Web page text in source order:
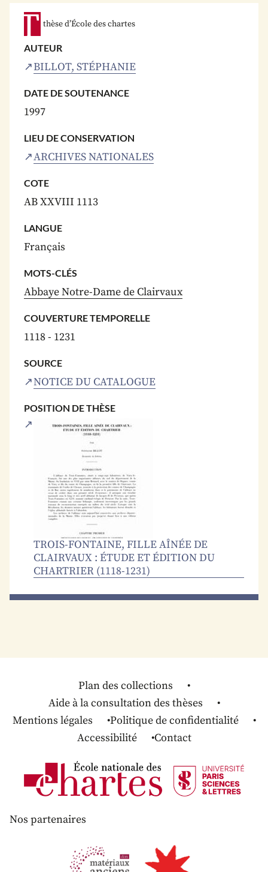
thèse d’École des chartes
AUTEUR
BILLOT, STÉPHANIE
DATE DE SOUTENANCE
1997
LIEU DE CONSERVATION
ARCHIVES NATIONALES
COTE
AB XXVIII 1113
LANGUE
Français
MOTS-CLÉS
Abbaye Notre-Dame de Clairvaux
COUVERTURE TEMPORELLE
1118 - 1231
SOURCE
NOTICE DU CATALOGUE
POSITION DE THÈSE
TROIS-FONTAINE, FILLE AÎNÉE DE
CLAIRVAUX : ÉTUDE ET ÉDITION DU
CHARTRIER (1118-1231)
Plan des collections
Aide à la consultation des thèses
Mentions légales
Politique de confidentialité
Accessibilité
Contact
Nos partenaires